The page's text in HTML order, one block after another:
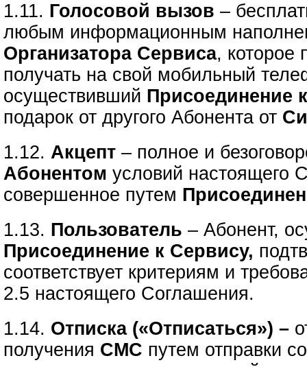
1.11. Голосовой вызов–
любым информационным
Организатора Сервиса, которое
получать на свой мобильный
осуществивший Присоединение
подарок от другого Абонента от
1.12.Акцепт– полное и
Абонентом условий настоящего
совершенное путем
1.13. Пользователь– Абонент,
Присоединение к Сервису,
соответствует критериям и
2.5 настоящего Соглашения.
1.14. Отписка («Отписаться») –
получения СМС путем отправки